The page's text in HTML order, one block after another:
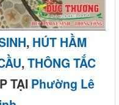
, HÚT HẦM
,THÔNG TẮC
TẠI Phường Lê